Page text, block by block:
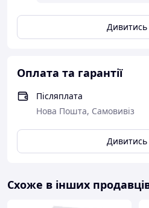
Дивитись
Оплата та гарантії
Післяплата
Нова Пошта, Самовивіз
Дивитись
Схоже в інших